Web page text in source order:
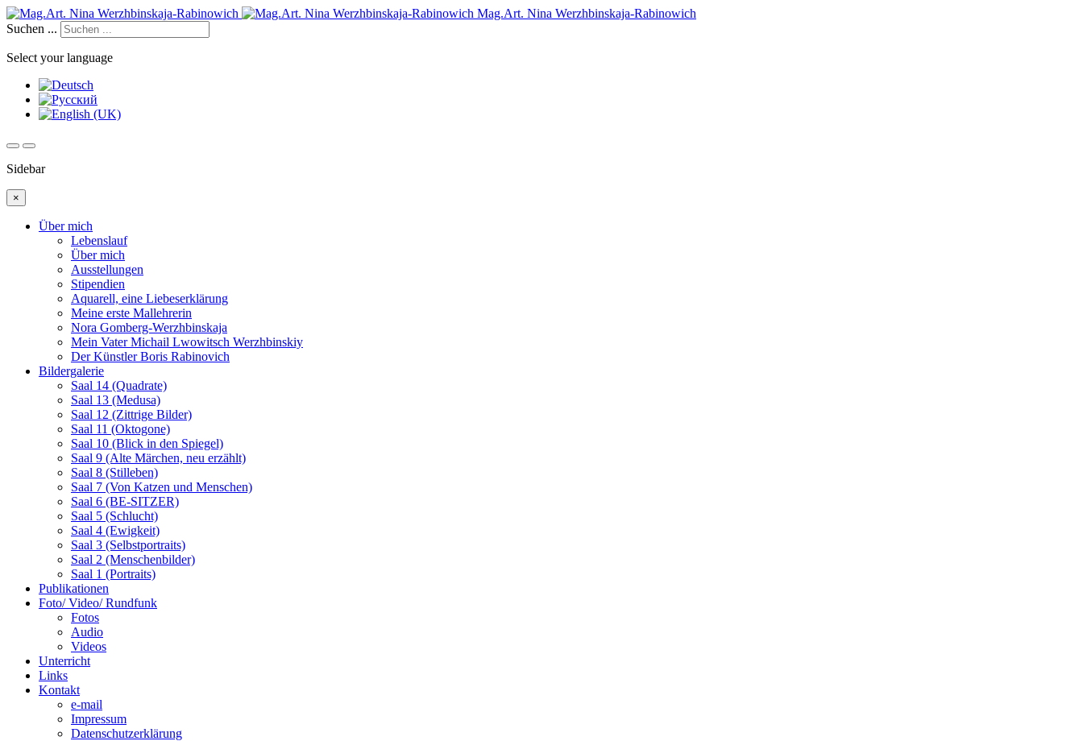
Mag.Art. Nina Werzhbinskaja-Rabinowich
Suchen ...
Select your language
Sidebar
×
Über mich
Lebenslauf
Über mich
Ausstellungen
Stipendien
Aquarell, eine Liebeserklärung
Meine erste Mallehrerin
Nora Gomberg-Werzhbinskaja
Mein Vater Michail Lwowitsch Werzhbinskiy
Der Künstler Boris Rabinovich
Bildergalerie
Saal 14 (Quadrate)
Saal 13 (Medusa)
Saal 12 (Zittrige Bilder)
Saal 11 (Oktogone)
Saal 10 (Blick in den Spiegel)
Saal 9 (Alte Märchen, neu erzählt)
Saal 8 (Stilleben)
Saal 7 (Von Katzen und Menschen)
Saal 6 (BE-SITZER)
Saal 5 (Schlucht)
Saal 4 (Ewigkeit)
Saal 3 (Selbstportraits)
Saal 2 (Menschenbilder)
Saal 1 (Portraits)
Publikationen
Foto/ Video/ Rundfunk
Fotos
Audio
Videos
Unterricht
Links
Kontakt
e-mail
Impressum
Datenschutzerklärung